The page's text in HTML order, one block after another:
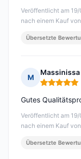
Veröffentlicht am
nach einem Kauf
Übersetzte
M
Massinissa
Hinweis: 5
Veröffentlicht am
nach einem Kauf
Gutes
Übersetzte